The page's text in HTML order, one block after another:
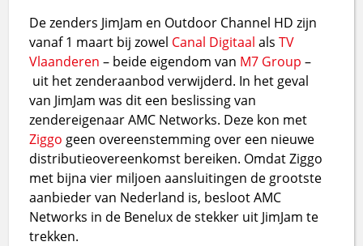
De zenders JimJam en Outdoor Channel HD zijn
vanaf 1 maart bij zowel Canal Digitaal alsTV
Vlaanderen – beide eigendom van M7 Group –
uit het zenderaanbod verwijderd. In het geval
van JimJam was dit een beslissing van
zendereigenaar AMC Networks. Deze kon met
Ziggo geen overeenstemming over een nieuwe
distributieovereenkomst bereiken. Omdat Ziggo
met bijna vier miljoen aansluitingen de grootste
aanbieder van Nederland is, besloot AMC
Networks in de Benelux de stekker uit JimJam te
trekken.